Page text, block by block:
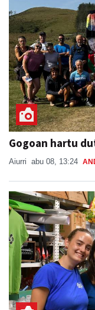
Gogoan hartu
Aiurri abu 08, 13:24